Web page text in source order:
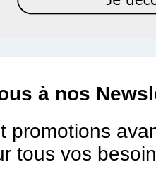
à nos
promotions
tous vos